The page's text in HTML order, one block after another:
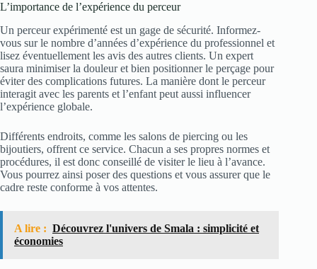
L’importance de l’expérience du perceur
Un perceur expérimenté est un gage de sécurité. Informez-
vous sur le nombre d’années d’expérience du professionnel et
lisez éventuellement les avis des autres clients. Un expert
saura minimiser la douleur et bien positionner le perçage pour
éviter des complications futures. La manière dont le perceur
interagit avec les parents et l’enfant peut aussi influencer
l’expérience globale.
Différents endroits, comme les salons de piercing ou les
bijoutiers, offrent ce service. Chacun a ses propres normes et
procédures, il est donc conseillé de visiter le lieu à l’avance.
Vous pourrez ainsi poser des questions et vous assurer que le
cadre reste conforme à vos attentes.
A lire : Découvrez l'univers de Smala : simplicité et
économies